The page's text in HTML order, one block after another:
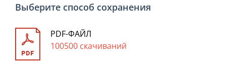
Выберите способ сохранения
PDF-ФАЙЛ
100500 скачиваний